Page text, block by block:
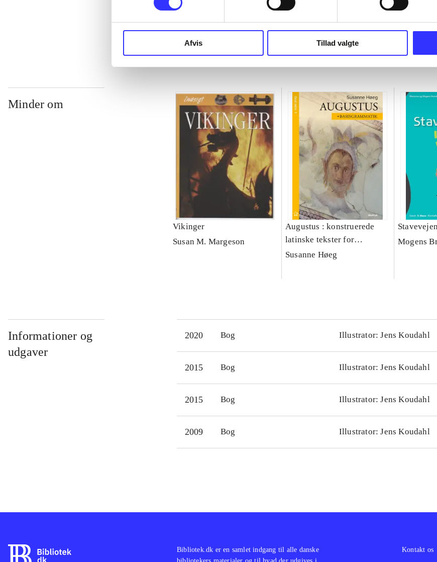
Afvis Tillad valgte
Minder om
Vikinger
Susan M. Margeson
Augustus : konstruerede
latinske tekster for
begyndere
Susanne Høeg
Mogens
Informationer og
udgaver
2020 Bog Illustrator: Jens Koudahl
2015 Bog Illustrator: Jens Koudahl
2015 Bog Illustrator: Jens Koudahl
2009 Bog Illustrator: Jens Koudahl
Bibliotek.dk er en samlet indgang til alle danske
Kontakt os